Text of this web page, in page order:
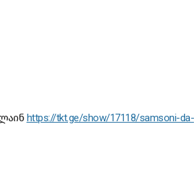
https://tkt.ge/show/17118/samsoni-da-